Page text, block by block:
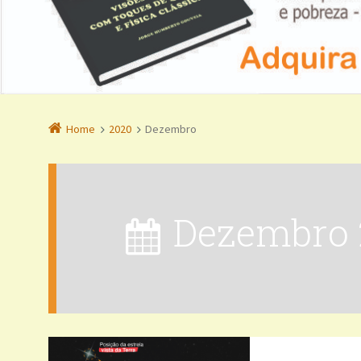
Home 2020 Dezembro